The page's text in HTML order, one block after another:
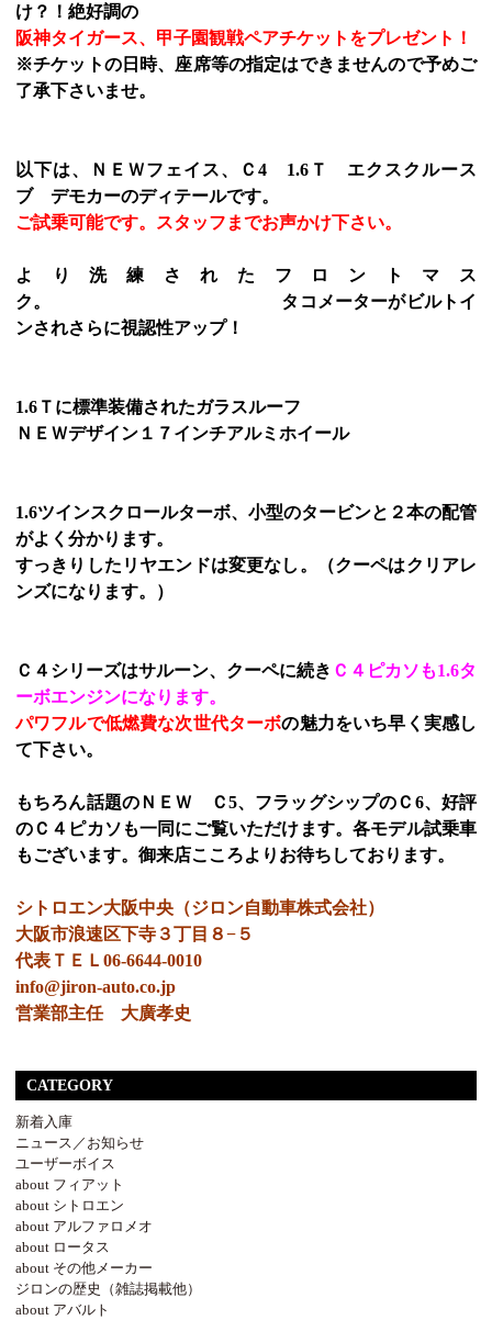
け？！絶好調の
阪神タイガース、甲子園観戦ペアチケットをプレゼント！
※チケットの日時、座席等の指定はできませんので予めご
了承下さいませ。
以下は、ＮＥＷフェイス、Ｃ4 1.6Ｔ エクスクルース
ブ デモカーのディテールです。
ご試乗可能です。スタッフまでお声かけ下さい。
より洗練されたフロントマス
ク。 タコメーターがビルトイ
ンされさらに視認性アップ！
1.6Ｔに標準装備されたガラスルーフ
ＮＥＷデザイン１７インチアルミホイール
1.6ツインスクロールターボ、小型のタービンと２本の配管
がよく分かります。
すっきりしたリヤエンドは変更なし。（クーペはクリアレ
ンズになります。）
Ｃ４シリーズはサルーン、クーペに続き Ｃ４ピカソも1.6タ
ーボエンジンになります。
パワフルで低燃費な次世代ターボの魅力をいち早く実感し
て下さい。
もちろん話題のＮＥＷ Ｃ5、フラッグシップのＣ6、好評
のＣ４ピカソも一同にご覧いただけます。各モデル試乗車
もございます。御来店こころよりお待ちしております。
シトロエン大阪中央（ジロン自動車株式会社）
大阪市浪速区下寺３丁目８−５
代表ＴＥＬ06-6644-0010
info@jiron-auto.co.jp
営業部主任 大廣孝史
CATEGORY
新着入庫
ニュース／お知らせ
ユーザーボイス
about フィアット
about シトロエン
about アルファロメオ
about ロータス
about その他メーカー
ジロンの歴史（雑誌掲載他）
about アバルト